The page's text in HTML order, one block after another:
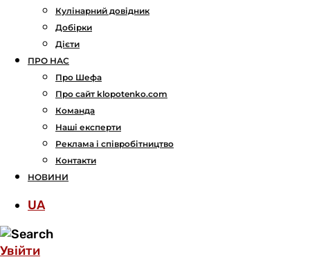
Кулінарний довідник
Добірки
Дієти
ПРО НАС
Про Шефа
Про сайт klopotenko.com
Команда
Наші експерти
Реклама і співробітництво
Контакти
НОВИНИ
UA
Увійти